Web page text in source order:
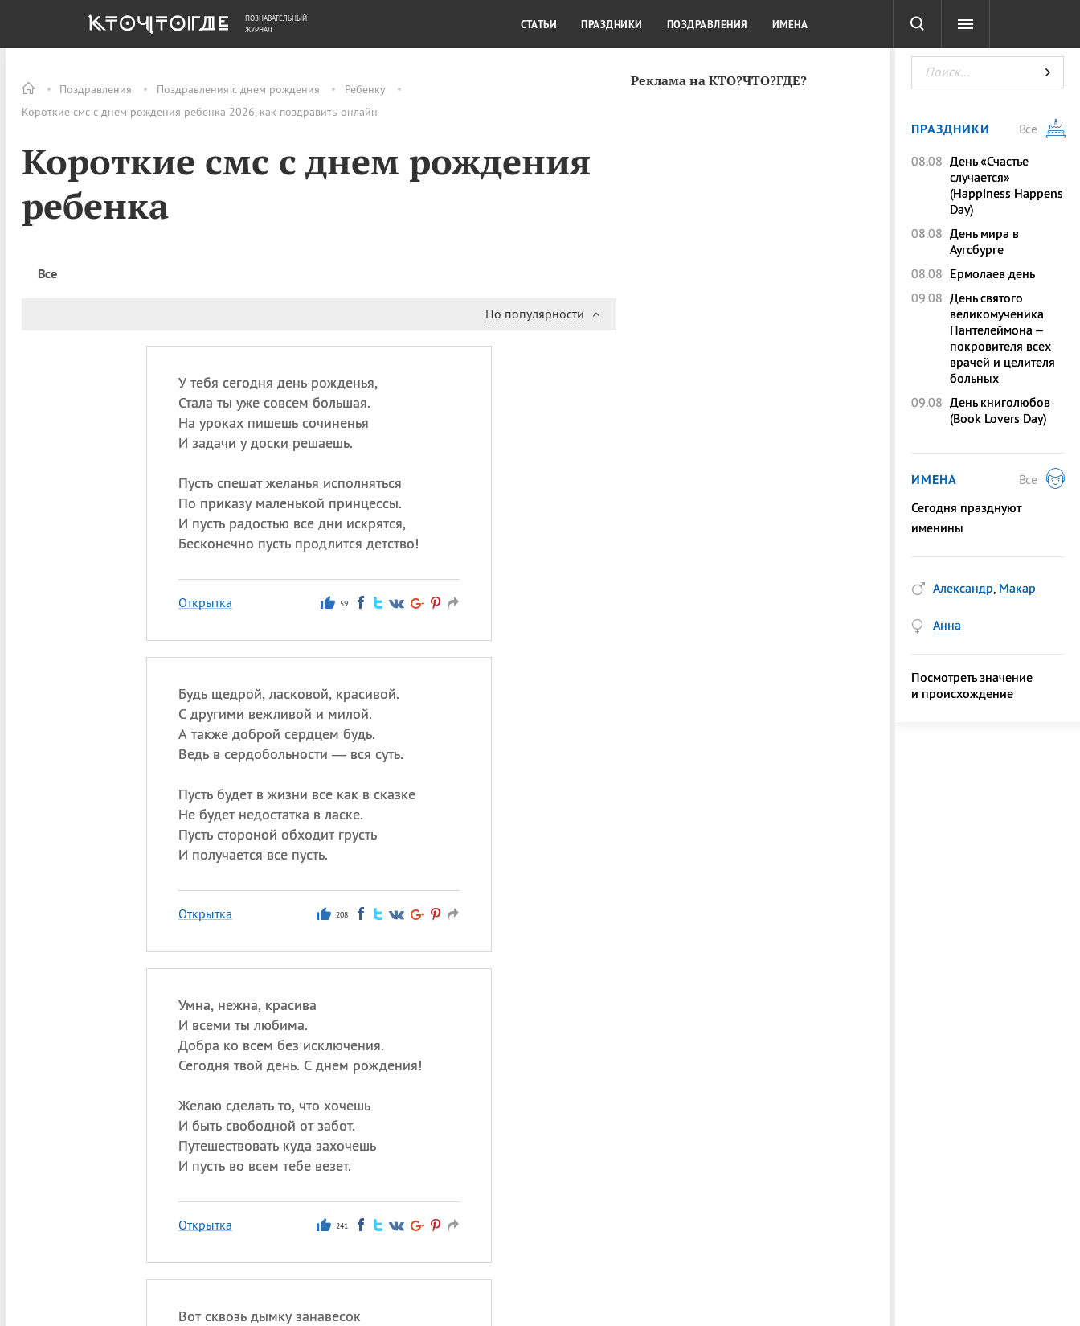
Поздравления Поздравления с днем рождения
Ребенку
Короткие смс с днем рождения ребенка 2026, как поздравить онлайн
Короткие смс с днем рождения
ребенка
Все
По популярности
У тебя сегодня день рожденья,
Стала ты уже совсем большая.
На уроках пишешь сочиненья
И задачи у доски решаешь.
Пусть спешат желанья исполняться
По приказу маленькой принцессы.
И пусть радостью все дни искрятся,
Бесконечно пусть продлится детство!
Открытка 59
Будь щедрой, ласковой, красивой.
С другими вежливой и милой.
А также доброй сердцем будь.
Ведь в сердобольности — вся суть.
Пусть будет в жизни все как в сказке
Не будет недостатка в ласке.
Пусть стороной обходит грусть
И получается все пусть.
Открытка 208
Умна, нежна, красива
И всеми ты любима.
Добра ко всем без исключения.
Сегодня твой день. С днем рождения!
Желаю сделать то, что хочешь
И быть свободной от забот.
Путешествовать куда захочешь
И пусть во всем тебе везет.
Открытка 241
Вот сквозь дымку занавесок
Реклама на КТО?ЧТО?ГДЕ?
ОБЩЕСТВО ДЕНЬГИ КУЛЬТУРА КРАСОТА ТЕСТЫ
ПОЗНАВАТЕЛЬНЫЙ
ЖУРНАЛ
СТАТЬИ ПРАЗДНИКИ ПОЗДРАВЛЕНИЯ ИМЕНА
ПРАЗДНИКИ
Все
08.08 День «Счастье
случается»
(Happiness Happens
Day)
08.08 День мира в
Аугсбурге
08.08 Ермолаев день
09.08 День святого
великомученика
Пантелеймона –
покровителя всех
врачей и целителя
больных
09.08 День книголюбов
(Book Lovers Day)
ИМЕНА
Все
Сегодня празднуют
именины
Александр, Макар
Анна
Посмотреть значение
и происхождение